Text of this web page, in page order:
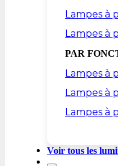
Lampes à
Lampes à
PAR
Lampes à
Lampes à
Lampes à
Voir tous les